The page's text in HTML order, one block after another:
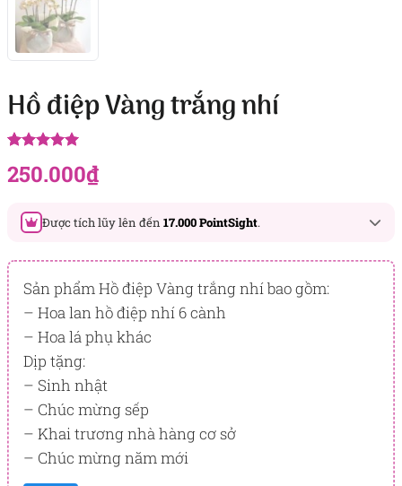
Hồ điệp Vàng trắng nhí
dựa trên
250.000₫
Được tích lũy lên đến 17.000 PointSight.
Đây là số PointSight ước tính bạn sẽ được tích lũy khi mua
sản phẩm hôm nay, tương ứng với quyền lợi hạng
BẠCH KIM
PointSight có giá trị dùng để trừ trực tiếp vào đơn hàng hoặc
đổi quà tặng ưu đãi tại Flowersight.
Đăng nhậphoặc
chính xác nhất dành cho bạn.
Sản phẩm Hồ điệp Vàng trắng nhí bao gồm:
– Hoa lan hồ điệp nhí 6 cành
– Hoa lá phụ khác
Dịp tặng:
– Sinh nhật
– Chúc mừng sếp
– Khai trương nhà hàng cơ sở
– Chúc mừng năm mới